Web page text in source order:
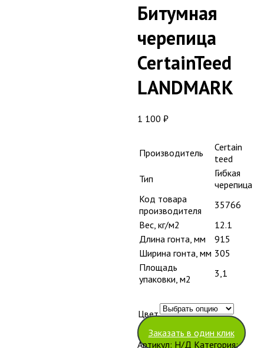
Битумная
черепица
CertainTeed
LANDMARK
1 100 ₽
Производитель
Certain
teed
Тип
Гибкая
черепица
Код товара
производителя
35766
Вес, кг/м2
12.1
Длина гонта, мм
915
Ширина гонта, мм 305
Площадь
упаковки, м2
3,1
Цвет
Очистить
Заказать в один клик
Артикул: Н/Д Категория: